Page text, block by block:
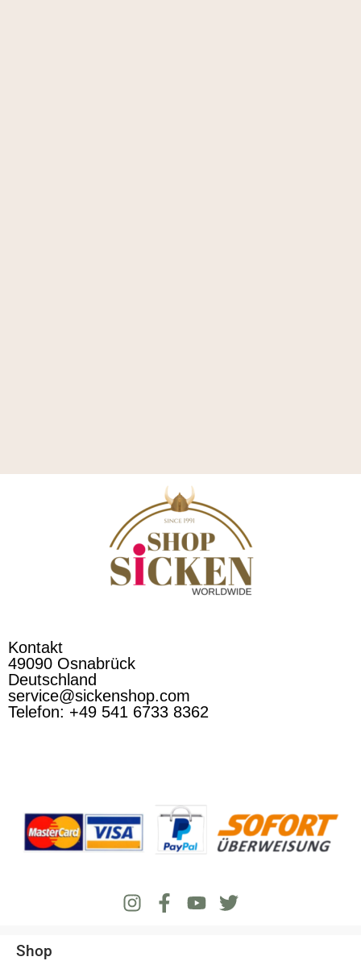
Kontakt
49090 Osnabrück
Deutschland
service@sickenshop.com
Telefon: +49 541 6733 8362
Shop